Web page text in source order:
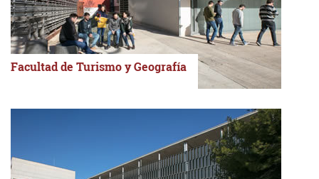
Facultad de Turismo y Geografía